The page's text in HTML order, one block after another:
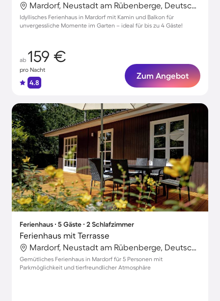
Mardorf, Neustadt am Rübenberge, Deutschland
Idyllisches Ferienhaus in Mardorf mit Kamin und Balkon für
unvergessliche Momente im Garten – ideal für bis zu 4 Gäste!
ab 159 €
pro Nacht
4.8
Zum Angebot
Ferienhaus ∙ 5 Gäste ∙ 2 Schlafzimmer
Ferienhaus mit Terrasse
Mardorf, Neustadt am Rübenberge, Deutschland
Gemütliches Ferienhaus in Mardorf für 5 Personen mit
Parkmöglichkeit und tierfreundlicher Atmosphäre